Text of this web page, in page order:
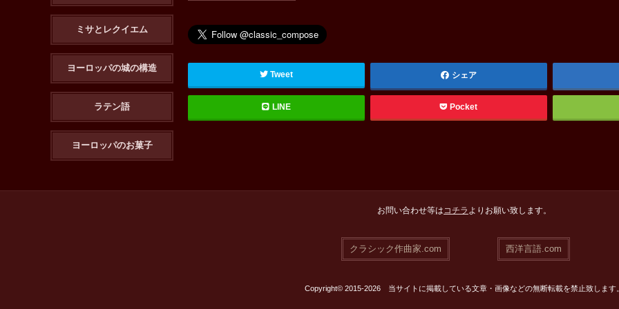
Tweet シェア
LINE Pocket
ミサとレクイエム
ヨーロッパの城の構造
ラテン語
ヨーロッパのお菓子
お問い合わせ等は コチラ よりお願い致します。
クラシック作曲家.com 西洋言語.com
Copyright© 2015-2026 当サイトに掲載している文章・画像などの無断転載を禁止致します。